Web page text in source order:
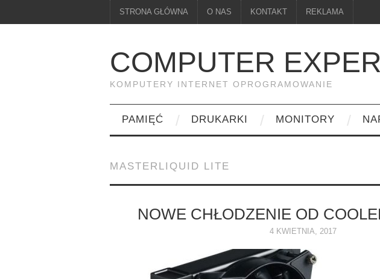
STRONA GŁÓWNA O NAS KONTAKT REKLAMA
COMPUTER
KOMPUTERY INTERNET OPROGRAMOWANIE
PAMIĘĆ DRUKARKI MONITORY
MASTERLIQUID LITE
NOWE CHŁODZENIE OD
4 KWIETNIA, 2017